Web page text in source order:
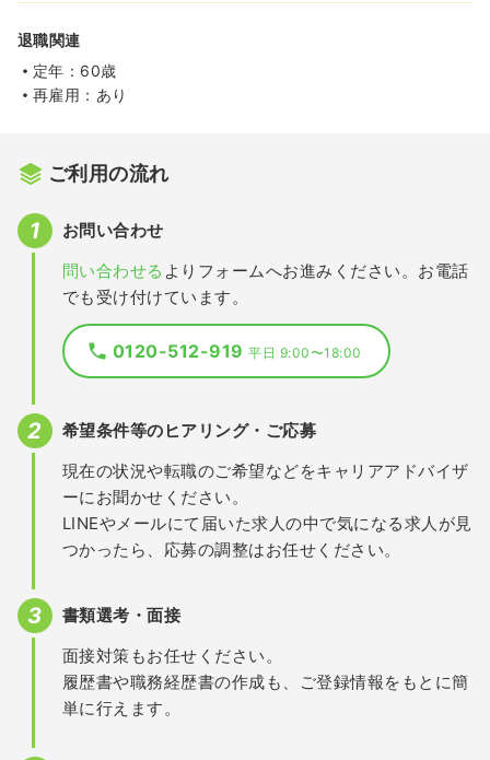
退職関連
定年：60歳
再雇用：あり
ご利用の流れ
お問い合わせ
問い合わせる よりフォームへお進みください。お電話
でも受け付けています。
0120-512-919平日 9:00〜18:00
希望条件等のヒアリング・ご応募
現在の状況や転職のご希望などをキャリアアドバイザ
ーにお聞かせください。
LINEやメールにて届いた求人の中で気になる求人が見
つかったら、応募の調整はお任せください。
書類選考・面接
面接対策もお任せください。
履歴書や職務経歴書の作成も、ご登録情報をもとに簡
単に行えます。